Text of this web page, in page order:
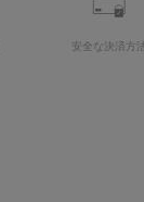
安全な決済方